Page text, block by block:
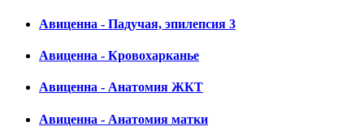
Авиценна - Падучая, эпилепсия 3
Авиценна - Кровохарканье
Авиценна - Анатомия ЖКТ
Авиценна - Анатомия матки